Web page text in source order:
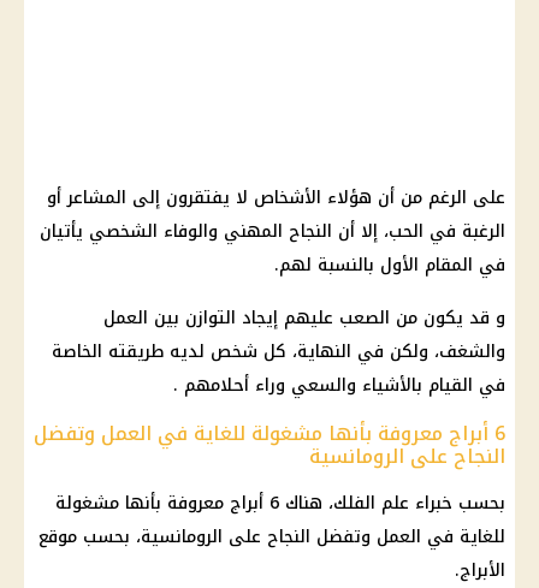
على الرغم من أن هؤلاء الأشخاص لا يفتقرون إلى المشاعر أو
الرغبة في الحب، إلا أن النجاح المهني والوفاء الشخصي يأتيان
في المقام الأول بالنسبة لهم.
و قد يكون من الصعب عليهم إيجاد التوازن بين العمل
والشغف، ولكن في النهاية، كل شخص لديه طريقته الخاصة
في القيام بالأشياء والسعي وراء أحلامهم .
6 أبراج معروفة بأنها مشغولة للغاية في العمل وتفضل
النجاح على الرومانسية
بحسب خبراء علم الفلك، هناك 6 أبراج معروفة بأنها مشغولة
للغاية في العمل وتفضل النجاح على الرومانسية، بحسب موقع
الأبراج.